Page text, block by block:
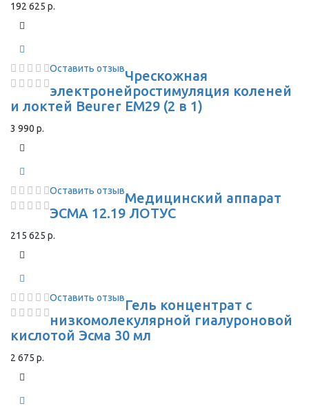
192 625 р.
Оставить отзывЧрескожная
электронейростимуляция коленей
и локтей Beurer EM29 (2 в 1)
3 990 р.
Оставить отзывМедицинский аппарат
ЭСМА 12.19 ЛОТУС
215 625 р.
Оставить отзывГель концентрат с
низкомолекулярной гиалуроновой
кислотой Эсма 30 мл
2 675 р.